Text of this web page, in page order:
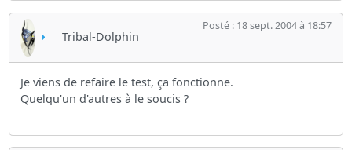
Tribal-Dolphin
Posté : 18 sept. 2004 à 18:57
Je viens de refaire le test, ça fonctionne.
Quelqu'un d'autres à le soucis ?